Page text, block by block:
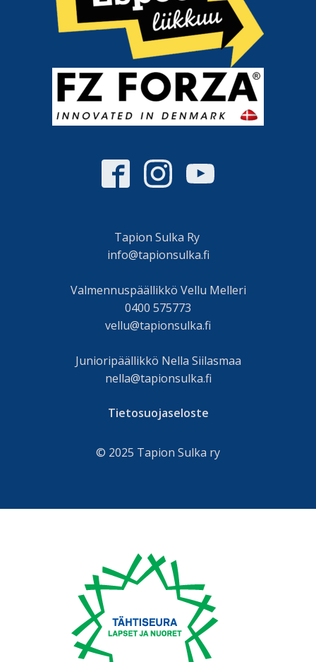
Tapion Sulka Ry
info@tapionsulka.fi
Valmennuspäällikkö Vellu Melleri
0400 575773
vellu@tapionsulka.fi
Junioripäällikkö Nella Siilasmaa
nella@tapionsulka.fi
Tietosuojaseloste
© 2025 Tapion Sulka ry